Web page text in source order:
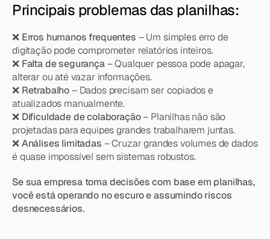
Principais problemas das planilhas:
❌ Erros humanos frequentes – Um simples erro de
digitação pode comprometer relatórios inteiros.
❌ Falta de segurança – Qualquer pessoa pode apagar,
alterar ou até vazar informações.
❌ Retrabalho – Dados precisam ser copiados e
atualizados manualmente.
❌ Dificuldade de colaboração – Planilhas não são
projetadas para equipes grandes trabalharem juntas.
❌ Análises limitadas – Cruzar grandes volumes de dados
é quase impossível sem sistemas robustos.
Se sua empresa toma decisões com base em planilhas,
você está operando no escuro e assumindo riscos
desnecessários.